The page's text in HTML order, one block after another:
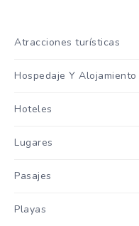
Atracciones turísticas
Hospedaje Y Alojamiento
Hoteles
Lugares
Pasajes
Playas